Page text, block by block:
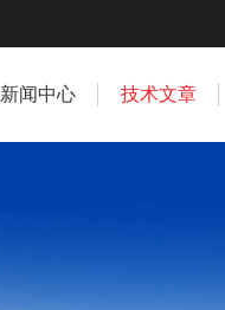
新闻中心 技术文章